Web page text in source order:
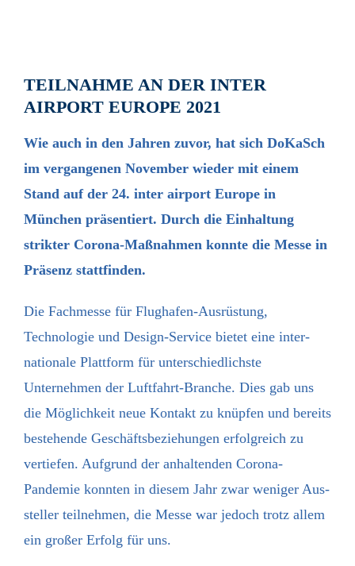
TEILNAHME AN DER INTER
AIRPORT EUROPE 2021
Wie auch in den Jahren zuvor, hat sich DoKaSch
im vergangenen November wieder mit einem
Stand auf der 24. inter airport Europe in
München präsentiert. Durch die Einhaltung
strikter Corona-Maßnahmen konnte die Messe in
Präsenz statt­finden.
Die Fachmesse für Flughafen-Ausrüstung,
Technologie und Design-Service bietet eine inter­
nationale Plattform für unterschied­lichste
Unternehmen der Luftfahrt-Branche. Dies gab uns
die Möglich­keit neue Kontakt zu knüpfen und bereits
bestehende Geschäfts­beziehungen erfolgreich zu
vertiefen. Aufgrund der anhaltenden Corona-
Pandemie konnten in diesem Jahr zwar weniger Aus­
steller teilnehmen, die Messe war jedoch trotz allem
ein großer Erfolg für uns.